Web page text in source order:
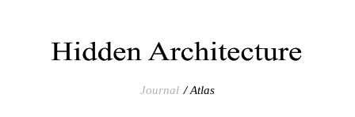
Journal Atlas